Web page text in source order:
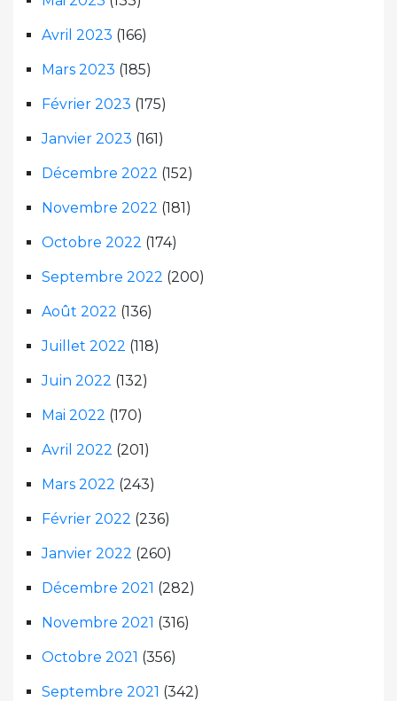
Avril 2023 (166)
Mars 2023 (185)
Février 2023 (175)
Janvier 2023 (161)
Décembre 2022 (152)
Novembre 2022 (181)
Octobre 2022 (174)
Septembre 2022 (200)
Août 2022 (136)
Juillet 2022 (118)
Juin 2022 (132)
Mai 2022 (170)
Avril 2022 (201)
Mars 2022 (243)
Février 2022 (236)
Janvier 2022 (260)
Décembre 2021 (282)
Novembre 2021 (316)
Octobre 2021 (356)
Septembre 2021 (342)